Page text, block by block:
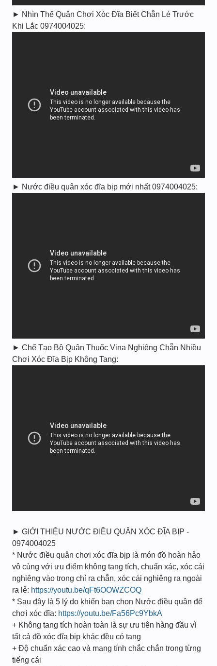
► Nhìn Thế Quân Chơi Xóc Đĩa Biết Chẵn Lẻ Trước
Khi Lắc 0974004025:
► Nước điều quân xóc đĩa bịp mới nhất 0974004025:
► Chế Tạo Bộ Quân Thuốc Vina Nghiêng Chẵn Nhiều
Chơi Xóc Đĩa Bịp Không Tang:
► GIỚI THIỆU NƯỚC ĐIỀU QUÂN XÓC ĐĨA BỊP -
0974004025
* Nước điều quân chơi xóc đĩa bịp là món đồ hoàn hảo
vô cùng với ưu điểm không tang tích, chuẩn xác, xóc cái
nghiêng vào trong chỉ ra chẵn, xóc cái nghiêng ra ngoài
ra lẻ: https://youtu.be/qFt6OOWZCOQ
* Sau đây là 5 lý do khiến bạn chọn Nước điều quân để
chơi xóc đĩa: https://youtu.be/Fa56Pc9YbkA
+ Không tang tích hoàn toàn là sự ưu tiên hàng đầu vì
tất cả đồ xóc đĩa bịp khác đều có tang
+ Độ chuẩn xác cao và mang tính chắc chắn trong từng
tiếng cái